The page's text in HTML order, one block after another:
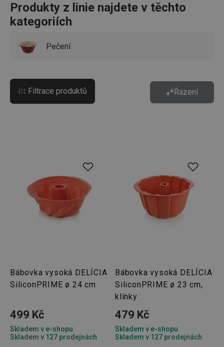
medvídky a podobně. Do této řady patří takévály s klipem
apečicí podložky.
Produkty z linie najdete v těchto
kategoriích
Pečení
Filtrace produktů Řazení
Bábovka vysoká DELÍCIA
SiliconPRIME ø 24 cm
499 Kč
Skladem v e-shopu
Skladem v 127 prodejnách
Bábovka vysoká DELÍCIA
SiliconPRIME ø 23 cm,
klínky
479 Kč
Skladem v e-shopu
Skladem v 127 prodejnách